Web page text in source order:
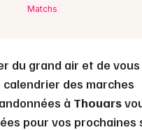
Matchs
du grand air et de
calendrier des marches
à Thouars
pour vos prochaines